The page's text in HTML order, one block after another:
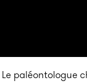
Le paléontologue